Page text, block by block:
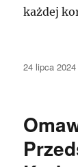
każdej
Data
24 lipca 2024